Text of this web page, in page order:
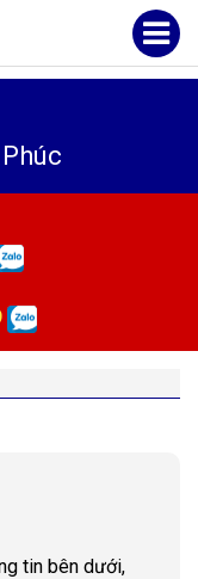
tin bên dưới,